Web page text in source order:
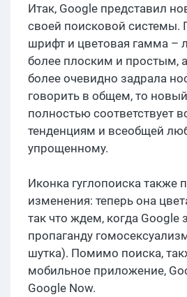
Итак, Google представил
своей поисковой системы.
шрифт и цветовая гамма –
более плоским и простым,
более очевидно задрала
говорить в общем, то
полностью соответствует
тенденциям и всеобщей
упрощенному.
Иконка гуглопоиска также
изменения: теперь она
так что ждем, когда Google
пропаганду
шутка). Помимо поиска,
мобильное приложение,
Google Now.